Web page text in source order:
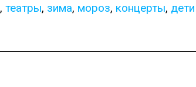
, театры, зима, мороз, концерты, дети